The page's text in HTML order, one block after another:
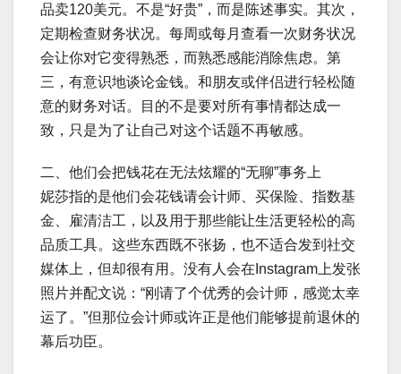
品卖120美元。不是“好贵”，而是陈述事实。其次，
定期检查财务状况。每周或每月查看一次财务状况
会让你对它变得熟悉，而熟悉感能消除焦虑。第
三，有意识地谈论金钱。和朋友或伴侣进行轻松随
意的财务对话。目的不是要对所有事情都达成一
致，只是为了让自己对这个话题不再敏感。
二、他们会把钱花在无法炫耀的“无聊”事务上
妮莎指的是他们会花钱请会计师、买保险、指数基
金、雇清洁工，以及用于那些能让生活更轻松的高
品质工具。这些东西既不张扬，也不适合发到社交
媒体上，但却很有用。没有人会在Instagram上发张
照片并配文说：“刚请了个优秀的会计师，感觉太幸
运了。”但那位会计师或许正是他们能够提前退休的
幕后功臣。